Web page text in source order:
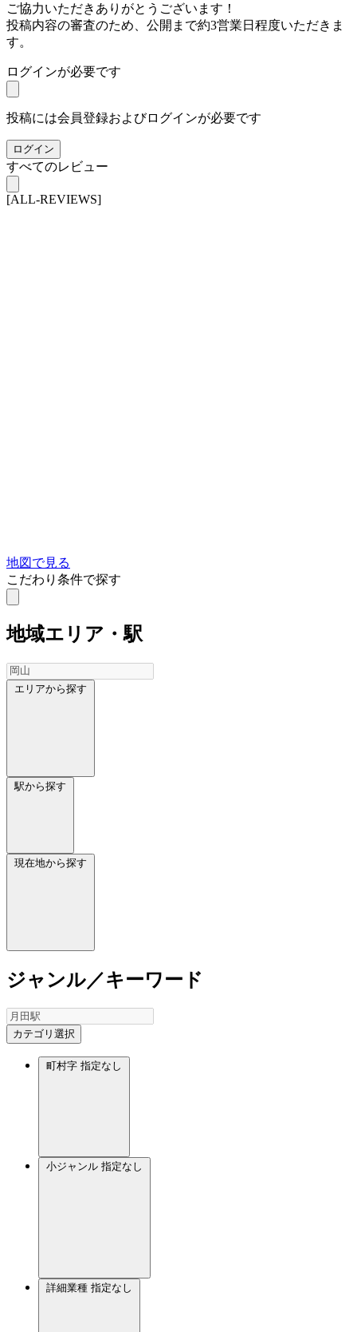
ご協力いただきありがとうございます！
投稿内容の審査のため、公開まで約3営業日程度いただきま
す。
ログインが必要です
投稿には会員登録およびログインが必要です
ログイン
すべてのレビュー
[ALL-REVIEWS]
地図で見る
こだわり条件で探す
地域エリア・駅
エリアから探す
駅から探す
現在地から探す
ジャンル／キーワード
カテゴリ選択
町村字 指定なし
小ジャンル 指定なし
詳細業種 指定なし